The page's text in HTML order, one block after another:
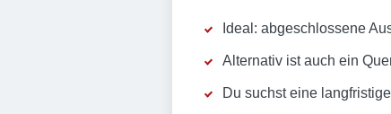
Ideal: abgeschlossene
Alternativ ist auch ein
Du suchst eine